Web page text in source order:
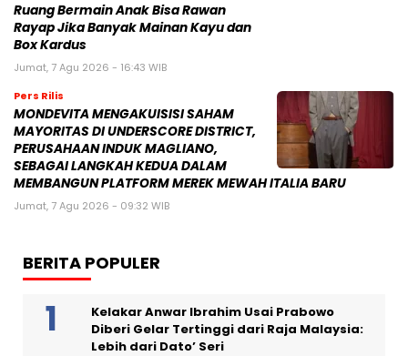
Ruang Bermain Anak Bisa Rawan
Rayap Jika Banyak Mainan Kayu dan
Box Kardus
Jumat, 7 Agu 2026 - 16:43 WIB
Pers Rilis
MONDEVITA MENGAKUISISI SAHAM
MAYORITAS DI UNDERSCORE DISTRICT,
PERUSAHAAN INDUK MAGLIANO,
SEBAGAI LANGKAH KEDUA DALAM
MEMBANGUN PLATFORM MEREK MEWAH ITALIA BARU
Jumat, 7 Agu 2026 - 09:32 WIB
BERITA POPULER
Kelakar Anwar Ibrahim Usai Prabowo
Diberi Gelar Tertinggi dari Raja Malaysia:
Lebih dari Dato’ Seri